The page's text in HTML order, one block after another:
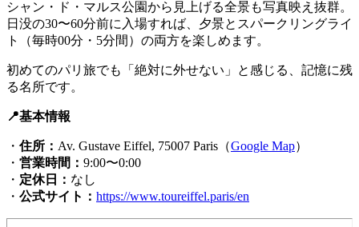
シャン・ド・マルス公園から見上げる全景も写真映え抜群。
日没の30〜60分前に入場すれば、夕景とスパークリングライ
ト（毎時00分・5分間）の両方を楽しめます。
初めてのパリ旅でも「絶対に外せない」と感じる、記憶に残
る名所です。
📍基本情報
・ 住所： Av. Gustave Eiffel, 75007 Paris（Google Map）
・ 営業時間： 9:00〜0:00
・ 定休日： なし
・ 公式サイト： https://www.toureiffel.paris/en